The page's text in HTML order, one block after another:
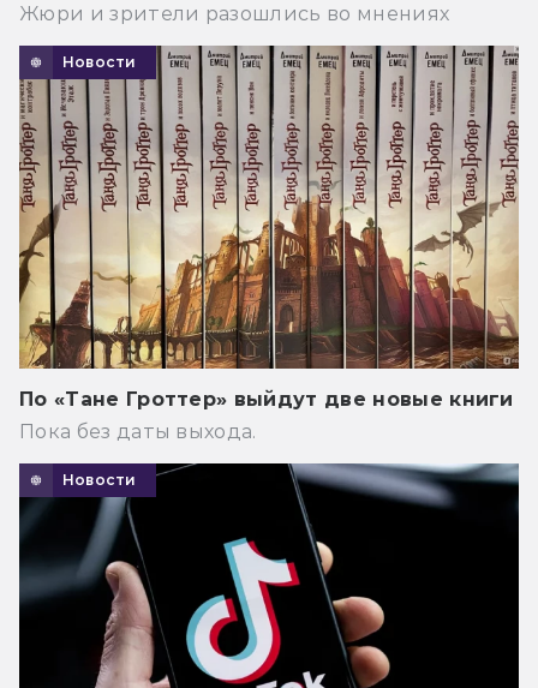
Жюри и зрители разошлись во мнениях
Новости
По «Тане Гроттер» выйдут две новые книги
Пока без даты выхода.
Новости